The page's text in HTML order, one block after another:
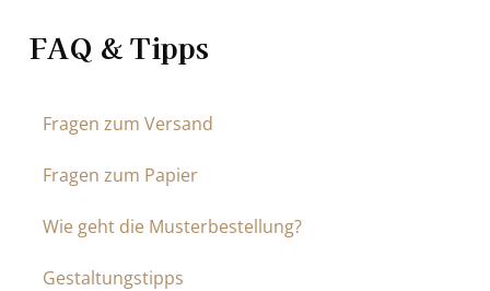
FAQ & Tipps
Fragen zum Versand
Fragen zum Papier
Wie geht die Musterbestellung?
Gestaltungstipps